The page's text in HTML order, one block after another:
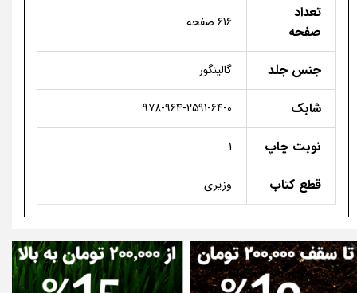
تعداد
صفحه
616 صفحه
جنس جلد گالینگور
شابک 978-964-2591-64-0
نوبت چاپ 1
قطع کتاب وزیری